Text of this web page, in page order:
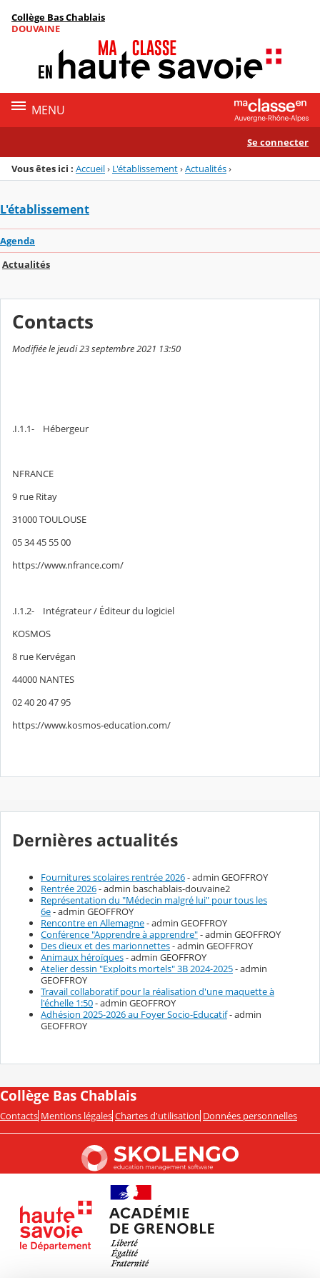
Menu de la rubrique
Contenu
Collège Bas Chablais
DOUVAINE
MENU
Se connecter
Vous êtes ici : Accueil› L'établissement›Actualités›
L'établissement
Agenda
Actualités
Contacts
Modifiée le jeudi 23 septembre 2021 13:50
.I.1.1- Hébergeur
NFRANCE
9 rue Ritay
31000 TOULOUSE
05 34 45 55 00
https://www.nfrance.com/
.I.1.2- Intégrateur / Éditeur du logiciel
KOSMOS
8 rue Kervégan
44000 NANTES
02 40 20 47 95
https://www.kosmos-education.com/
Dernières actualités
Fournitures scolaires rentrée 2026- admin GEOFFROY
Rentrée 2026- admin baschablais-douvaine2
Représentation du "Médecin malgré lui" pour tous les
6e- admin GEOFFROY
Rencontre en Allemagne- admin GEOFFROY
Conférence "Apprendre à apprendre"- admin GEOFFROY
Des dieux et des marionnettes- admin GEOFFROY
Animaux héroïques- admin GEOFFROY
Atelier dessin "Exploits mortels" 3B 2024-2025- admin
GEOFFROY
Travail collaboratif pour la réalisation d'une maquette à
l'échelle 1:50- admin GEOFFROY
Adhésion 2025-2026 au Foyer Socio-Educatif- admin
GEOFFROY
Collège Bas Chablais
Contacts Mentions légales Chartes d'utilisation Données personnelles